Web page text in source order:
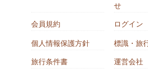
せ
会員規約 ログイン
個人情報保護方針 標識・旅
旅行条件書 運営会社